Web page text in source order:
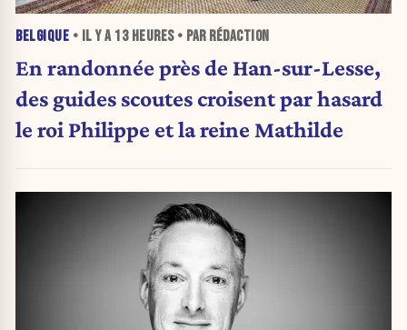
BELGIQUE • IL Y A 13 HEURES• PAR RÉDACTION
En randonnée près de Han-sur-Lesse,
des guides scoutes croisent par hasard
le roi Philippe et la reine Mathilde